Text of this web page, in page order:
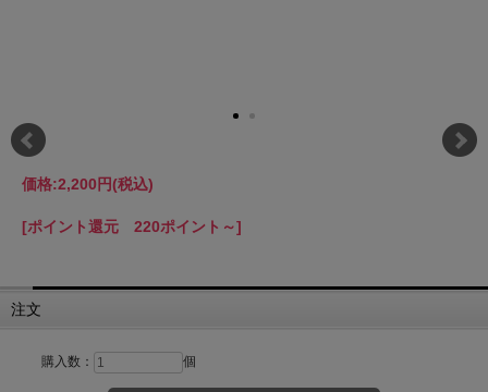
価格:2,200円(税込)
[ポイント還元 220ポイント～]
注文
購入数： 個